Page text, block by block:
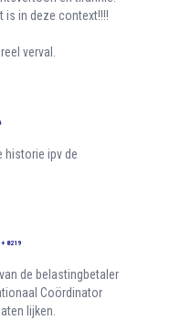
is in deze context!!!!
verval.
historie ipv de
+ 8219
de belastingbetaler
Coördinator
lijken.